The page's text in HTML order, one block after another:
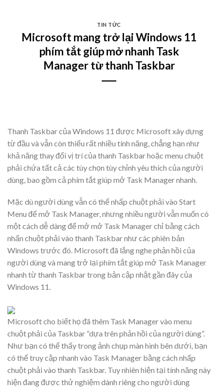
TIN TỨC
Microsoft mang trở lại Windows 11
phím tắt giúp mở nhanh Task
Manager từ thanh Taskbar
​Thanh Taskbar của Windows 11 được Microsoft xây dựng
từ đầu và vẫn còn thiếu rất nhiều tính năng, chẳng hạn như
khả năng thay đổi vị trí của thanh Taskbar hoặc menu chuột
phải chứa tất cả các tùy chọn tùy chỉnh yêu thích của người
dùng, bao gồm cả phím tắt giúp mở Task Manager nhanh.
Mặc dù người dùng vẫn có thể nhấp chuột phải vào Start
Menu để mở Task Manager, nhưng nhiều người vẫn muốn có
một cách dễ dàng để mở mở Task Manager chỉ bằng cách
nhấn chuột phải vào thanh Taskbar như các phiên bản
Windows trước đó. Microsoft đã lắng nghe phản hồi của
người dùng và mang trở lại phím tắt giúp mở Task Manager
nhanh từ thanh Taskbar trong bản cập nhật gần đây của
Windows 11.
Microsoft cho biết họ đã thêm Task Manager vào menu
chuột phải của Taskbar “dựa trên phản hồi của người dùng”.
Như bạn có thể thấy trong ảnh chụp màn hình bên dưới, bạn
có thể truy cập nhanh vào Task Manager bằng cách nhấp
chuột phải vào thanh Taskbar. Tuy nhiên hiện tại tính năng này
hiện đang được thử nghiệm dành riêng cho người dùng